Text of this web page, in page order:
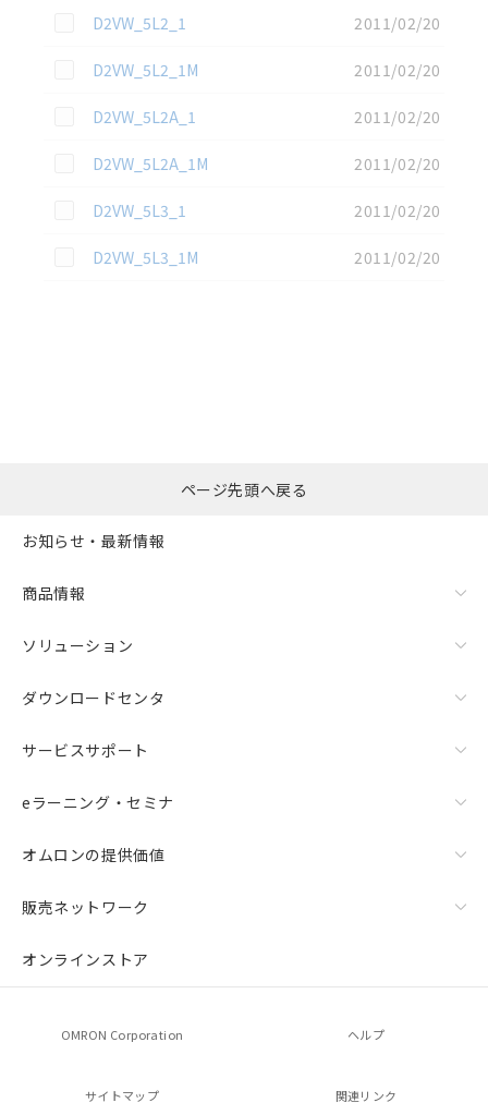
この資料を選択
D2VW_5L2_1
2011/02/20
この資料を選択
D2VW_5L2_1M
2011/02/20
この資料を選択
D2VW_5L2A_1
2011/02/20
この資料を選択
D2VW_5L2A_1M
2011/02/20
この資料を選択
D2VW_5L3_1
2011/02/20
この資料を選択
D2VW_5L3_1M 2011/02/20
括ダウンロード
ページ先頭へ戻る
お知らせ・最新情報
商品情報
ソリューション
ダウンロードセンタ
サービスサポート
eラーニング・セミナ
オムロンの提供価値
販売ネットワーク
オンラインストア
OMRON Corporation ヘルプ
サイトマップ 関連リンク